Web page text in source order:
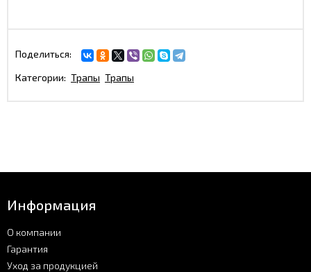
Поделиться:
Категории: Трапы Трапы
Информация
О компании
Гарантия
Уход за продукцией